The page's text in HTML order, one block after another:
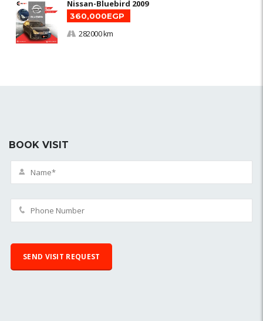
Nissan-Bluebird 2009
360,000EGP
282000 km
BOOK VISIT